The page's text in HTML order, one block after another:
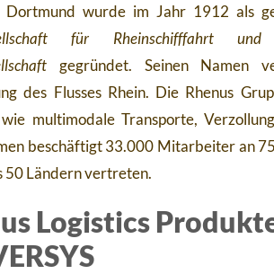
Dortmund wurde im Jahr 1912 als
für Rheinschifffahrt und
gegründet. Seinen Namen
des Flusses Rhein. Die Rhenus
wie multimodale Transporte,
beschäftigt 33.000 Mitarbeiter an
50 Ländern vertreten.
Logistics